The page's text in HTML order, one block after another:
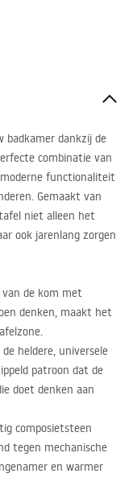
badkamer dankzij de
combinatie van
functionaliteit
Gemaakt van
niet alleen het
ook jarenlang zorgen
de kom met
denken, maakt het
heldere, universele
patroon dat de
doet denken aan
composietsteen
tegen mechanische
en warmer